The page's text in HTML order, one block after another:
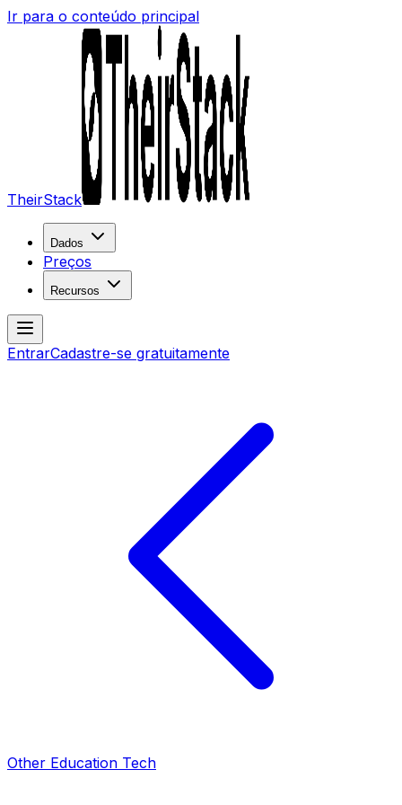
Ir para o conteúdo principal
TheirStack
Dados
Preços
Recursos
EntrarCadastre-se gratuitamente
Other Education Tech